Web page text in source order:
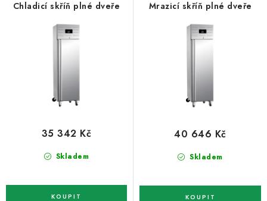
oChladicí skříň plné dveře
Skladem
35 342 Kč
Mrazicí skříň plné dveře
Skladem
40 646 Kč